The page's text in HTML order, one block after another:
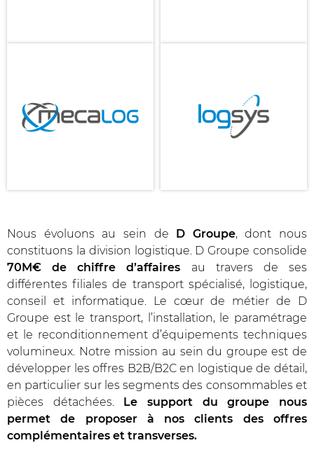
Nous évoluons au sein de D Groupe, dont nous
constituons la division logistique. D Groupe consolide
70M€ de chiffre d’affaires au travers de ses
différentes filiales de transport spécialisé, logistique,
conseil et informatique. Le cœur de métier de D
Groupe est le transport, l’installation, le paramétrage
et le reconditionnement d’équipements techniques
volumineux. Notre mission au sein du groupe est de
développer les offres B2B/B2C en logistique de détail,
en particulier sur les segments des consommables et
pièces détachées. Le support du groupe nous
permet de proposer à nos clients des offres
complémentaires et transverses.